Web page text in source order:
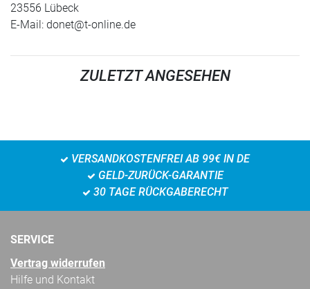
23556 Lübeck
E-Mail: donet@t-online.de
ZULETZT ANGESEHEN
VERSANDKOSTENFREI AB 99€ IN DE
GELD-ZURÜCK-GARANTIE
30 TAGE RÜCKGABERECHT
SERVICE
Vertrag widerrufen
Hilfe und Kontakt